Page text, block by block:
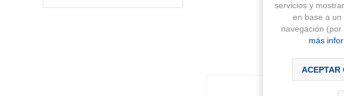
VAILLANT
servicios y
en base a
navegación
más
ACEPTAR